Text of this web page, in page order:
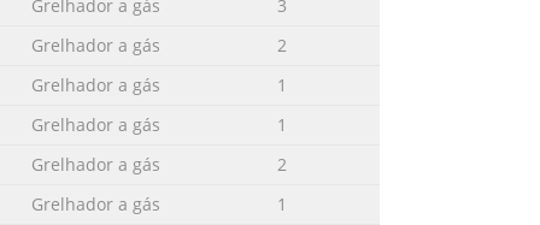
.....................................
the grill model 24 number and
under warranty, a proof of
Grelhador a gás
3
Grelhador a gás
2
Grelhador a gás
1
Grelhador a gás
1
Grelhador a gás
2
Grelhador a gás
1